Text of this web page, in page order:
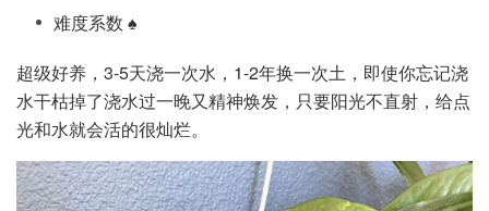
难度系数 ♠️
超级好养，3-5天浇一次水，1-2年换一次土，即使你忘记浇
水干枯掉了浇水过一晚又精神焕发，只要阳光不直射，给点
光和水就会活的很灿烂。